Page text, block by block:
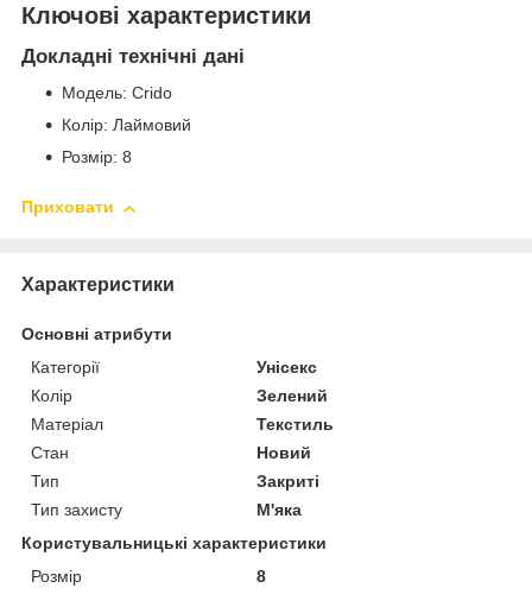
Ключові характеристики
Докладні технічні дані
Модель: Crido
Колір: Лаймовий
Розмір: 8
Приховати
Характеристики
Основні атрибути
Категорії
Унісекс
Колір
Зелений
Матеріал
Текстиль
Стан
Новий
Тип
Закриті
Тип захисту
М'яка
Користувальницькі характеристики
Розмір
8